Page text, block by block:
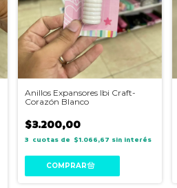
Anillos Expansores Ibi Craft-
Corazón Blanco
$3.200,00
3 $1.066,67 sin interés